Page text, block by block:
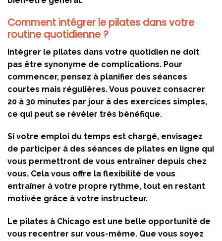
Comment intégrer le pilates dans votre
routine quotidienne ?
Intégrer le pilates dans votre quotidien ne doit
pas être synonyme de complications. Pour
commencer, pensez à planifier des séances
courtes mais régulières. Vous pouvez consacrer
20 à 30 minutes par jour à des exercices simples,
ce qui peut se révéler très bénéfique.
Si votre emploi du temps est chargé, envisagez
de participer à des séances de pilates en ligne qui
vous permettront de vous entraîner depuis chez
vous. Cela vous offre la flexibilité de vous
entraîner à votre propre rythme, tout en restant
motivée grâce à votre instructeur.
Le pilates à Chicago est une belle opportunité de
vous recentrer sur vous-même. Que vous soyez